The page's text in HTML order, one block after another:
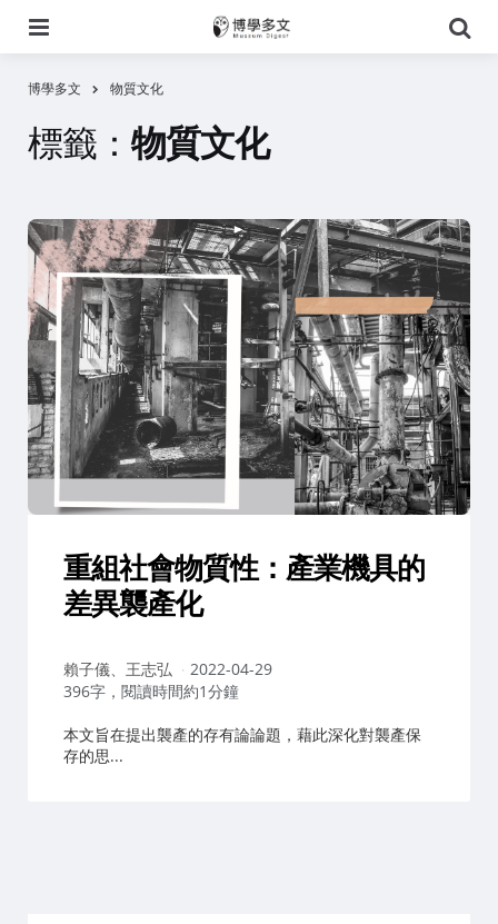
尋
博學多文 物質文化
標籤： 物質文化
重組社會物質性：產業機具的
差異襲產化
作
者：
賴子儀、王志弘
2022-04-29
396字，閱讀時間約1分鐘
本文旨在提出襲產的存有論論題，藉此深化對襲產保
存的思...